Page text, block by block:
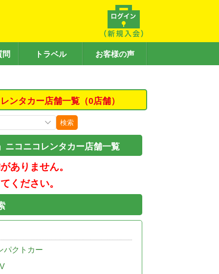
問 トラベル お客様の声
ンタカー店舗一覧（0店舗）
検索
ニコニコレンタカー店舗一覧
ありません。
ください。
パクトカー